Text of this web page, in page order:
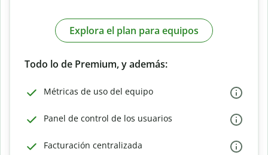
Explora el plan para equipos
Todo lo de Premium, y además:
Métricas de uso del equipo
Panel de control de los usuarios
Facturación centralizada